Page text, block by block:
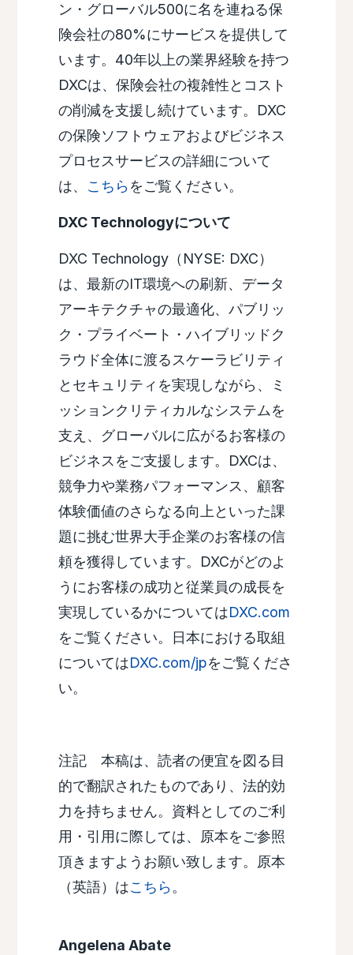
ン・グローバル500に名を連ねる保
険会社の80%にサービスを提供して
います。40年以上の業界経験を持つ
DXCは、保険会社の複雑性とコスト
の削減を支援し続けています。DXC
の保険ソフトウェアおよびビジネス
プロセスサービスの詳細について
は、 こちらをご覧ください。
DXC Technologyについて
DXC Technology（NYSE: DXC）
は、最新のIT環境への刷新、データ
アーキテクチャの最適化、パブリッ
ク・プライベート・ハイブリッドク
ラウド全体に渡るスケーラビリティ
とセキュリティを実現しながら、ミ
ッションクリティカルなシステムを
支え、グローバルに広がるお客様の
ビジネスをご支援します。DXCは、
競争力や業務パフォーマンス、顧客
体験価値のさらなる向上といった課
題に挑む世界大手企業のお客様の信
頼を獲得しています。DXCがどのよ
うにお客様の成功と従業員の成長を
実現しているかについてはDXC.com
をご覧ください。日本における取組
についてはDXC.com/jpをご覧くださ
い。
注記 本稿は、読者の便宜を図る目
的で翻訳されたものであり、法的効
力を持ちません。資料としてのご利
用・引用に際しては、原本をご参照
頂きますようお願い致します。原本
（英語）はこちら。
Angelena Abate